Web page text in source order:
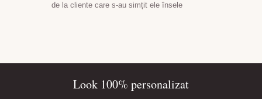
de la cliente care s-au simțit ele însele
Look 100% personalizat